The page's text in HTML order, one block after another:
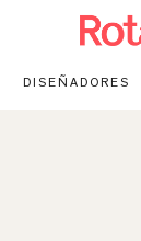
DISEÑADORES